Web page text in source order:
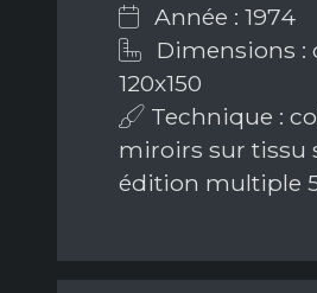
Année : 1974
Dimensions :
120x150
Technique :
miroirs sur tissu
édition multiple